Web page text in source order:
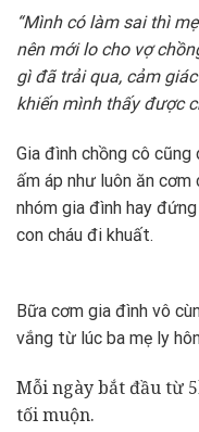
“Mình có làm sai thì
nên mới lo cho vợ
gì đã trải qua, cảm
khiến mình thấy được
Gia đình chồng cô
ấm áp như luôn ăn cơm
nhóm gia đình hay
con cháu đi khuất.
Bữa cơm gia đình vô
vắng từ lúc ba mẹ ly
Mỗi ngày bắt đầu từ
tối muộn.